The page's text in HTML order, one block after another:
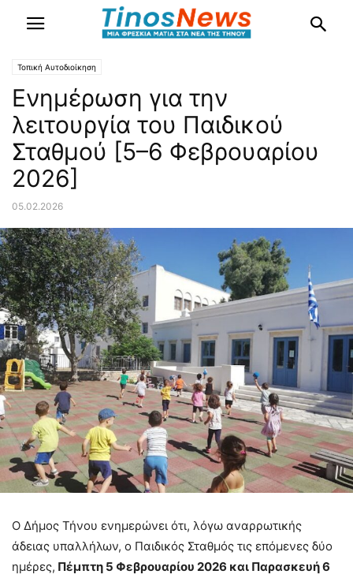
Τοπική Αυτοδιοίκηση
Ενημέρωση για την
λειτουργία του Παιδικού
Σταθμού [5–6 Φεβρουαρίου
2026]
05.02.2026
Ο Δήμος Τήνου ενημερώνει ότι, λόγω αναρρωτικής
άδειας υπαλλήλων, ο Παιδικός Σταθμός τις επόμενες δύο
ημέρες, Πέμπτη 5 Φεβρουαρίου 2026 και Παρασκευή 6